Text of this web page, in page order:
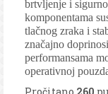
brtvljenje i
komponentama
tlačnog zraka i
značajno
performansama
operativnoj
Pročitano 260